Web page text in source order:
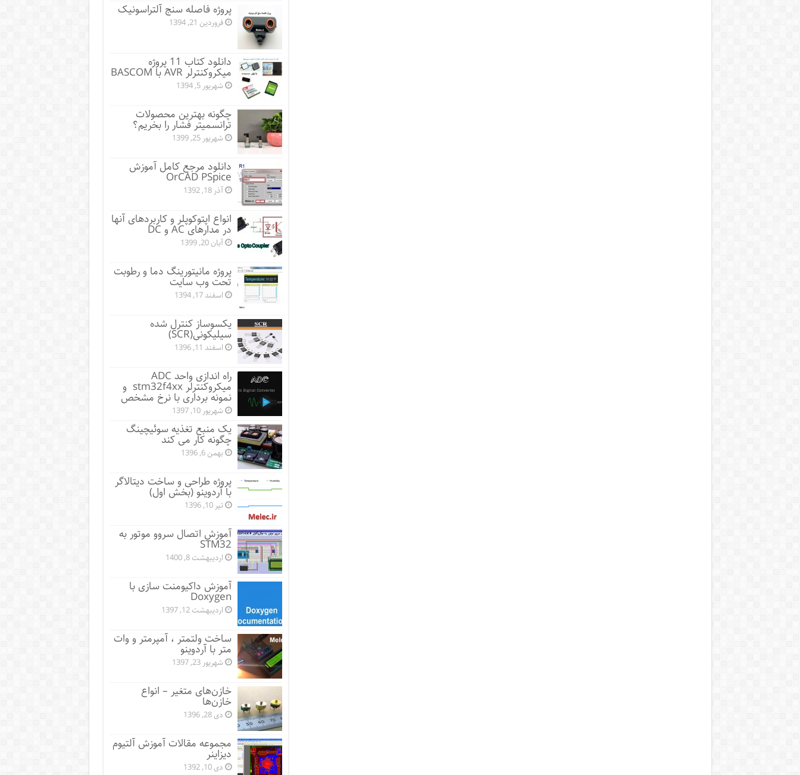
پروژه فاصله سنج آلتراسونیک
فروردین 21, 1394
دانلود کتاب 11 پروژه
میکروکنترلر AVR با BASCOM
شهریور 5, 1394
چگونه بهترین محصولات
ترانسمیتر فشار را بخریم؟
شهریور 25, 1399
دانلود مرجع کامل آموزش
OrCAD PSpice
آذر 18, 1392
انواع اپتوکوپلر و کاربردهای آنها
در مدارهای AC و DC
آبان 20, 1399
پروژه مانيتورينگ دما و رطوبت
تحت وب سایت
اسفند 17, 1394
یکسوساز کنترل شده
سیلیکونی(SCR)
اسفند 11, 1396
راه اندازی واحد ADC
میکروکنترلر stm32f4xx و
نمونه برداری با نرخ مشخص
شهریور 10, 1397
یک منبع تغذیه سوئیچینگ
چگونه کار می کند
بهمن 6, 1396
پروژه طراحی و ساخت دیتالاگر
با آردوینو (بخش اول)
تیر 10, 1396
آموزش اتصال سروو موتور به
STM32
اردیبهشت 8, 1400
آموزش داکیومنت سازی با
Doxygen
اردیبهشت 12, 1397
ساخت ولتمتر ، آمپرمتر و وات
متر با آردوینو
شهریور 23, 1397
خازن‌های متغیر – انواع
خازن‌ها
دی 28, 1396
مجموعه مقالات آموزش آلتیوم
دیزاینر
دی 10, 1392